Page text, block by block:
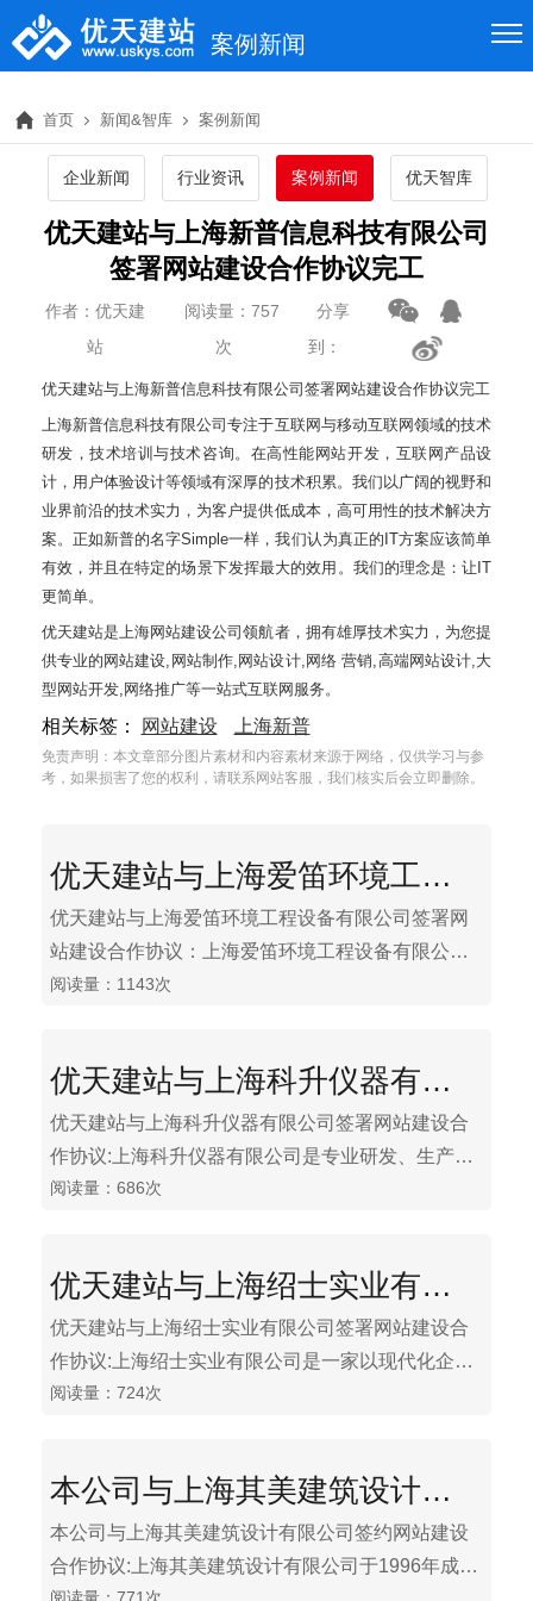
案例新闻
首页 新闻&智库 案例新闻
企业新闻 行业资讯 案例新闻 优天智库
优天建站与上海新普信息科技有限公司
签署网站建设合作协议完工
作者：优天建
站
阅读量：757
次
分享
到：
优天建站与上海新普信息科技有限公司签署网站建设合作协议完工
上海新普信息科技有限公司专注于互联网与移动互联网领域的技术
研发，技术培训与技术咨询。在高性能网站开发，互联网产品设
计，用户体验设计等领域有深厚的技术积累。我们以广阔的视野和
业界前沿的技术实力，为客户提供低成本，高可用性的技术解决方
案。正如新普的名字Simple一样，我们认为真正的IT方案应该简单
有效，并且在特定的场景下发挥最大的效用。我们的理念是：让IT
更简单。
优天建站是上海网站建设公司领航者，拥有雄厚技术实力，为您提
供专业的网站建设,网站制作,网站设计,网络 营销,高端网站设计,大
型网站开发,网络推广等一站式互联网服务。
相关标签： 网站建设 上海新普
免责声明：本文章部分图片素材和内容素材来源于网络，仅供学习与参
考，如果损害了您的权利，请联系网站客服，我们核实后会立即删除。
优天建站与上海爱笛环境工程设备有限公司签署网站建设合作协议
优天建站与上海爱笛环境工程设备有限公司签署网
站建设合作协议：上海爱笛环境工程设备有限公司
注册于上海同济大学科技园区，是一家专业从事污
化应用的解决方案。公司业务包括研发、销售污废
水处理设备、中水回用设备和雨水利用设备等环保
设备，并承接相关水处理工程。
阅读量：1143次
优天建站与上海科升仪器有限公司签署网站建设合作协议
优天建站与上海科升仪器有限公司签署网站建设合
作协议:上海科升仪器有限公司是专业研发、生产、
销售、教学和化学生物仪器的综合性公司。主要生
波反应器、集热式磁力搅拌器、电动搅拌器、水浴
锅、超声波清洗器、升降台等产品，另外我公司还
代理一些国内外著名企业的产品、在国内大专院
校，科研单位、身受好评，得到了充分肯定。
阅读量：686次
优天建站与上海绍士实业有限公司签署网站建设合作协议
优天建站与上海绍士实业有限公司签署网站建设合
作协议:上海绍士实业有限公司是一家以现代化企业
管理制度建立起来的专业特种门窗供应商，公司全
公用建筑、工业建筑和民用建建用门，主要有：防
火门、抗爆门、抗爆窗、防爆门、防爆窗、泄爆
门、防盗门、防尾随门，密闭门、防辐射门、入户
门、单元门、别墅门、自旋转门、铸铝门、保温
阅读量：724次
本公司与上海其美建筑设计有限公司签约网站建设合作协议
本公司与上海其美建筑设计有限公司签约网站建设
合作协议:上海其美建筑设计有限公司于1996年成立